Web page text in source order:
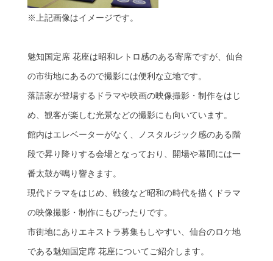
※上記画像はイメージです。
魅知国定席 花座は昭和レトロ感のある寄席ですが、仙台
の市街地にあるので撮影には便利な立地です。
落語家が登場するドラマや映画の映像撮影・制作をはじ
め、観客が楽しむ光景などの撮影にも向いています。
館内はエレベーターがなく、ノスタルジック感のある階
段で昇り降りする会場となっており、開場や幕間には一
番太鼓が鳴り響きます。
現代ドラマをはじめ、戦後など昭和の時代を描くドラマ
の映像撮影・制作にもぴったりです。
市街地にありエキストラ募集もしやすい、仙台のロケ地
である魅知国定席 花座についてご紹介します。